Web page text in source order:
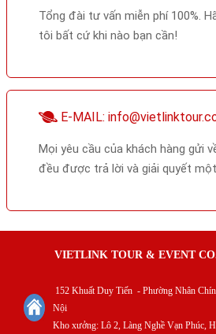
Tổng đài tư vấn miễn phí 100%.
tôi bất cứ khi nào bạn cần!
E-MAIL:
Mọi yêu cầu của khách hàng gửi
đều được trả lời và giải quyết
VIETLINK TOUR & EVENT
152 Khuất Duy Tiến - Phường Nhân
Nội
Kho xưởng: Lô 2, Làng Nghề Vạn Phúc,